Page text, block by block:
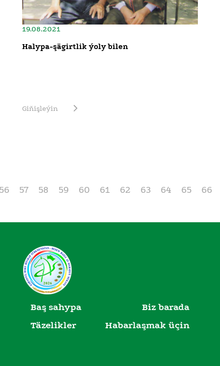
19.08.2021
Halypa-şägirtlik ýoly bilen
Giňişleýin
57 58 59 60 61 62 63 64 65 66
Baş sahypa
Biz barada
Täzelikler
Habarlaşmak üçin